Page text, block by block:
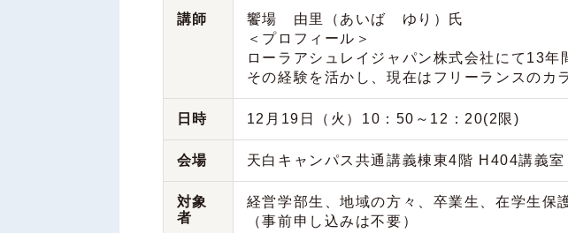
講師
饗場 由里（あいば ゆり）氏
＜プロフィール＞
ローラアシュレイジャパン株式会社にて13
その経験を活かし、現在はフリーランスのカ
日時 12月19日（火）10：50～12：20(2限)
会場 天白キャンパス共通講義棟東4階 H404講義室
対象
者
経営学部生、地域の方々、卒業生、在学生保
（事前申し込みは不要）